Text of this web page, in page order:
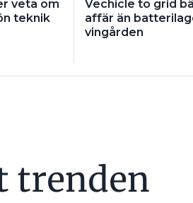
veta om
teknik
Vechicle to grid
affär än
vingården
trenden